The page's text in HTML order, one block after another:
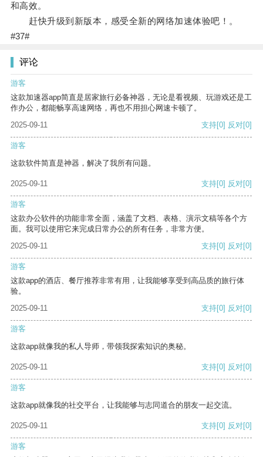
和高效。
赶快升级到新版本，感受全新的网络加速体验吧！。
#37#
评论
游客
这款加速器app简直是居家旅行必备神器，无论是看视频、玩游戏还是工
作办公，都能畅享高速网络，再也不用担心网速卡顿了。
2025-09-11
支持[0] 反对[0]
游客
这款软件简直是神器，解决了我所有问题。
2025-09-11 支持[0] 反对[0]
游客
这款办公软件的功能非常全面，涵盖了文档、表格、演示文稿等各个方
面。我可以使用它来完成日常办公的所有任务，非常方便。
2025-09-11
支持[0] 反对[0]
游客
这款app的酒店、餐厅推荐非常有用，让我能够享受到高品质的旅行体
验。
2025-09-11
支持[0] 反对[0]
游客
这款app就像我的私人导师，带领我探索知识的奥秘。
2025-09-11 支持[0] 反对[0]
游客
这款app就像我的社交平台，让我能够与志同道合的朋友一起交流。
2025-09-11 支持[0] 反对[0]
游客